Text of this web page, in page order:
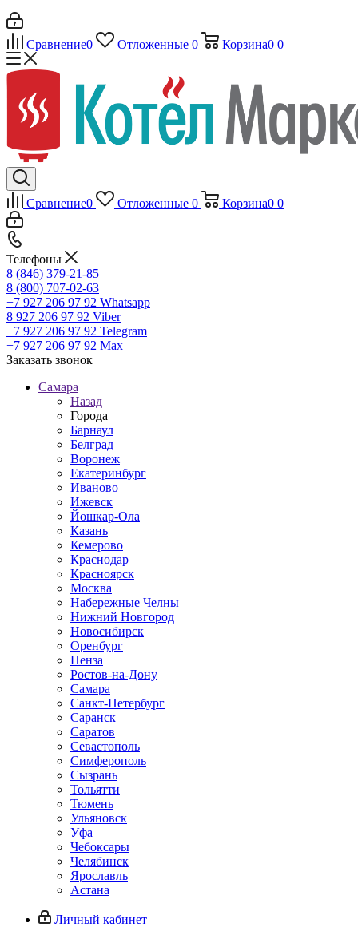
Сравнение0 Отложенные 0 Корзина0 0
Сравнение0 Отложенные 0 Корзина0 0
Телефоны
8 (846) 379-21-85
8 (800) 707-02-63
+7 927 206 97 92 Whatsapp
8 927 206 97 92 Viber
+7 927 206 97 92 Telegram
+7 927 206 97 92 Max
Заказать звонок
Самара
Назад
Города
Барнаул
Белград
Воронеж
Екатеринбург
Иваново
Ижевск
Йошкар-Ола
Казань
Кемерово
Краснодар
Красноярск
Москва
Набережные Челны
Нижний Новгород
Новосибирск
Оренбург
Пенза
Ростов-на-Дону
Самара
Санкт-Петербург
Саранск
Саратов
Севастополь
Симферополь
Сызрань
Тольятти
Тюмень
Ульяновск
Уфа
Чебоксары
Челябинск
Ярославль
Астана
Личный кабинет